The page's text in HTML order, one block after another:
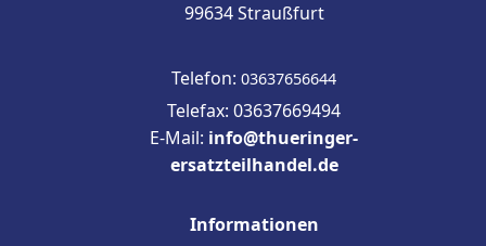
99634 Straußfurt
Telefon: 03637656644
Telefax: 03637669494
E-Mail: info@thueringer-
ersatzteilhandel.de
Informationen